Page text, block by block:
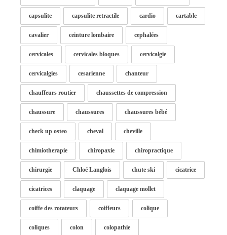
capsulite capsulite retractile cardio cartable
cavalier ceinture lombaire cephalées
cervicales cervicales bloques cervicalgie
cervicalgies cesarienne chanteur
chauffeurs routier chaussettes de compression
chaussure chaussures chaussures bébé
check up osteo cheval cheville
chimiotherapie chiropaxie chiropractique
chirurgie Chloé Langlois chute ski cicatrice
cicatrices claquage claquage mollet
coiffe des rotateurs coiffeurs colique
coliques colon colopathie